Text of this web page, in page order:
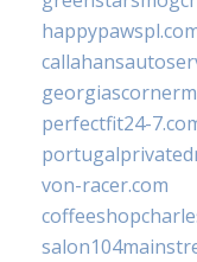
perfectfit24-
von-racer.com